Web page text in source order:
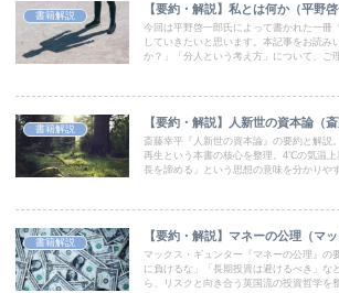
書籍解説
【要約・解説】私とは何か（平野啓
今回は平野啓一郎氏によって書かれた一冊
していきたいと思います。本記事をお読み
か？」「分人という考え方」について、ご
書籍解説
【要約・解説】人新世の資本論（斎
斎藤幸平『人新世の資本論』の要約と解説
再生という本書の核心を整理。4℃の気温
長を諦める」という思想の意味を分かりや
書籍解説
【要約・解説】マネーの公理（マ
マックス・ギュンター『マネーの公理』の
に負けるな」「長期投資は避けるべき」な
ら、リスクと向き合う英国流の投資哲学を